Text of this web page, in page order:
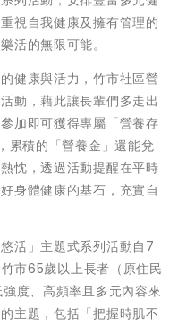
視自我健康及擁有管理的
活的無限可能。
健康與活力，竹市社區營
動，藉此讓長輩們多走出
加即可獲得專屬「營養存
累積的「營養金」還能兌
忱，透過活動提醒在平時
身體健康的基石，充實自
活」主題式系列活動自7
市65歲以上長者（原住民
度、高頻率且多元內容來
主題，包括「把握時肌不